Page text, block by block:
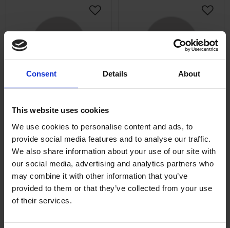
Consent Details About
This website uses cookies
We use cookies to personalise content and ads, to
provide social media features and to analyse our traffic.
We also share information about your use of our site with
our social media, advertising and analytics partners who
may combine it with other information that you’ve
provided to them or that they’ve collected from your use
of their services.
Spårskruv M4x6mm FZB
Till bla brytare på äldre
mopeder.
5KR
Lägg till i önskelista
KÖP
Spårskruv för brytare.
M4x10mm. Säljes
styckvis.
T074-55-2031
5KR
Lägg
2-5 vardagar
KÖP